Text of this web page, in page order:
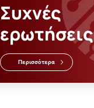
Συχνές
ερωτήσεις
Περισσότερα